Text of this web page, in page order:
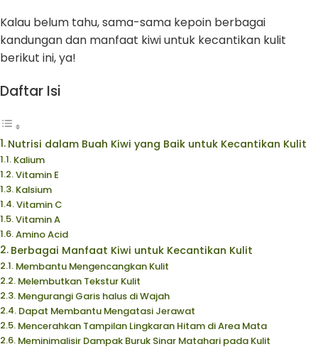
Kalau belum tahu, sama-sama kepoin berbagai
kandungan dan manfaat kiwi untuk kecantikan kulit
berikut ini, ya!
Daftar Isi
Nutrisi dalam Buah Kiwi yang Baik untuk Kecantikan Kulit
Kalium
Vitamin E
Kalsium
Vitamin C
Vitamin A
Amino Acid
Berbagai Manfaat Kiwi untuk Kecantikan Kulit
Membantu Mengencangkan Kulit
Melembutkan Tekstur Kulit
Mengurangi Garis halus di Wajah
Dapat Membantu Mengatasi Jerawat
Mencerahkan Tampilan Lingkaran Hitam di Area Mata
Meminimalisir Dampak Buruk Sinar Matahari pada Kulit